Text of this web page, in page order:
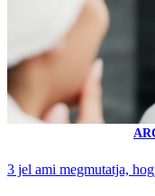
3 jel ami megmutatja,